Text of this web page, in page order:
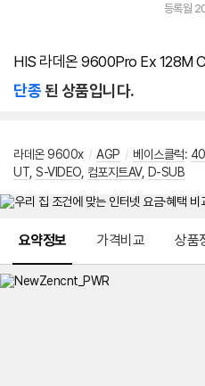
등록월
HIS 라데온 9600Pro Ex 128M
단종된 상품입니다.
라데온 9600x / AGP / 베이스클럭:
UT S-VIDEO, 컴포지트AV, D-SUB
요약정보 가격비교 상품